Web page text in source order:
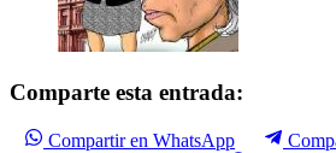
Comparte esta entrada:
Compartir en WhatsApp